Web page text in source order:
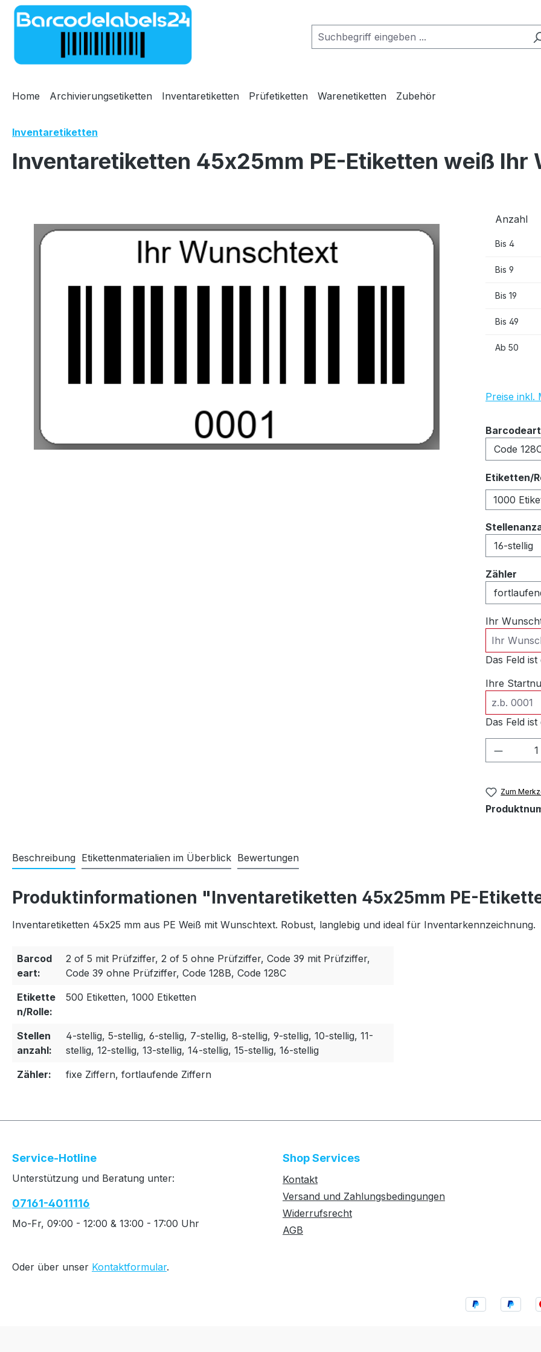
Hauptinhalt springen
Zur Suche springen
Zur Hauptnavigation springen
Home Archivierungsetiketten Inventaretiketten Prüfetiketten Warenetiketten Zubehör
Inventaretiketten
Inventaretiketten 45x25mm PE-Etiketten weiß Ihr
Anzahl
Bis 4
Bis 9
Bis 19
Bis 49
Ab 50
Preise inkl.
Barcodeart
Etiketten/
1000
Zähler
Ihr
Das Feld
Ihre
Das Feld
Zum
Beschreibung Etikettenmaterialien im Überblick Bewertungen
Produktinformationen "Inventaretiketten 45x25mm PE-
Inventaretiketten 45x25 mm aus PE Weiß mit Wunschtext. Robust, langlebig und ideal für Inventarkennzeichnung.
Barcod
eart:
2 of 5 mit Prüfziffer, 2 of 5 ohne Prüfziffer, Code 39 mit Prüfziffer,
Code 39 ohne Prüfziffer, Code 128B, Code 128C
Etikette
n/Rolle:
500 Etiketten, 1000 Etiketten
Stellen
anzahl:
4-stellig, 5-stellig, 6-stellig, 7-stellig, 8-stellig, 9-stellig, 10-stellig, 11-
stellig, 12-stellig, 13-stellig, 14-stellig, 15-stellig, 16-stellig
Zähler:
fixe Ziffern, fortlaufende Ziffern
Service-Hotline
Unterstützung und Beratung unter:
07161-4011116
Mo-Fr, 09:00 - 12:00 & 13:00 - 17:00 Uhr
Oder über unser Kontaktformular.
Shop Services
Kontakt
Versand und Zahlungsbedingungen
Widerrufsrecht
AGB